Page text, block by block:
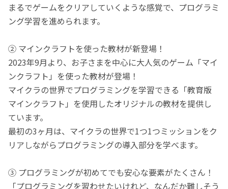
まるでゲームをクリアしていくような感覚で、プログラミ
ング学習を進められます。
② マインクラフトを使った教材が新登場！
2023年9月より、お子さまを中心に大人気のゲーム「マイ
ンクラフト」を使った教材が登場！
マイクラの世界でプログラミングを学習できる「教育版
マインクラフト」を使用したオリジナルの教材を提供し
ています。
最初の3ヶ月は、マイクラの世界で1つ1つミッションをク
リアしながらプログラミングの導入部分を学べます。
③ プログラミングが初めてでも安心な要素がたくさん！
「プログラミングを習わせたいけれど、なんだか難しそう